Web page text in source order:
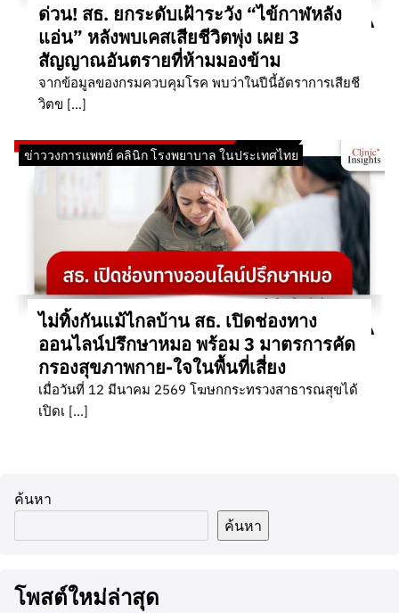
ด่วน! สธ. ยกระดับเฝ้าระวัง “ไข้กาฬหลัง
แอ่น” หลังพบเคสเสียชีวิตพุ่ง เผย 3
สัญญาณอันตรายที่ห้ามมองข้าม
จากข้อมูลของกรมควบคุมโรค พบว่าในปีนี้อัตราการเสียชี
วิตข […]
ข่าววงการแพทย์ คลินิก โรงพยาบาล ในประเทศไทย
ไม่ทิ้งกันแม้ไกลบ้าน สธ. เปิดช่องทาง
ออนไลน์ปรึกษาหมอ พร้อม 3 มาตรการคัด
กรองสุขภาพกาย-ใจในพื้นที่เสี่ยง
เมื่อวันที่ 12 มีนาคม 2569 โฆษกกระทรวงสาธารณสุขได้
เปิดเ […]
ค้นหา
ค้นหา
โพสต์ใหม่ล่าสุด